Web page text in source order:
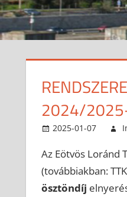
2024/2025-
2025-01-07
Az Eötvös Loránd
(továbbiakban:
ösztöndíj